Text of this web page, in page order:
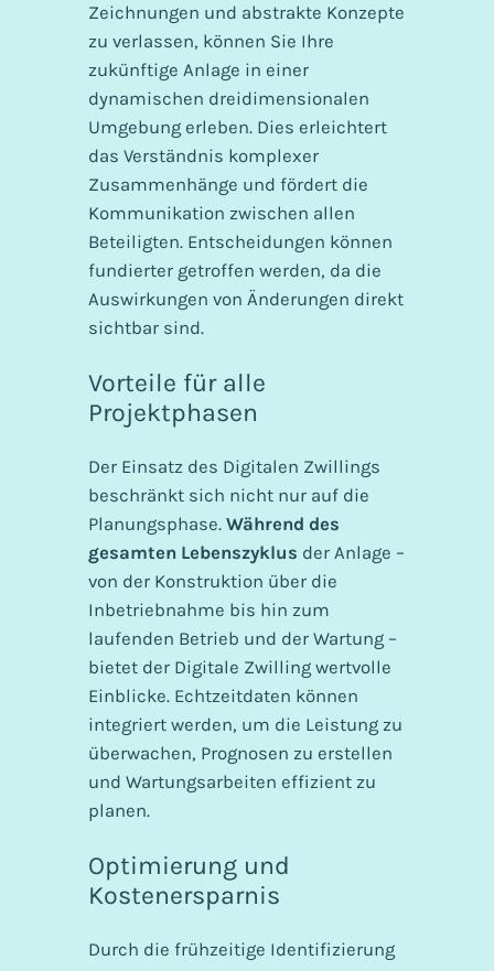
Zeichnungen und abstrakte Konzepte
zu verlassen, können Sie Ihre
zukünftige Anlage in einer
dynamischen dreidimensionalen
Umgebung erleben. Dies erleichtert
das Verständnis komplexer
Zusammenhänge und fördert die
Kommunikation zwischen allen
Beteiligten. Entscheidungen können
fundierter getroffen werden, da die
Auswirkungen von Änderungen direkt
sichtbar sind.
Vorteile für alle
Projektphasen
Der Einsatz des Digitalen Zwillings
beschränkt sich nicht nur auf die
Planungsphase. Während des
gesamten Lebenszyklus der Anlage –
von der Konstruktion über die
Inbetriebnahme bis hin zum
laufenden Betrieb und der Wartung –
bietet der Digitale Zwilling wertvolle
Einblicke. Echtzeitdaten können
integriert werden, um die Leistung zu
überwachen, Prognosen zu erstellen
und Wartungsarbeiten effizient zu
planen.
Optimierung und
Kostenersparnis
Durch die frühzeitige Identifizierung